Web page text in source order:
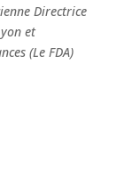
Directrice
et
(Le FDA)